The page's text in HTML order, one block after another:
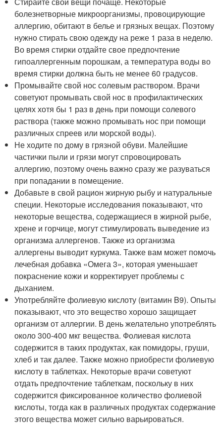
болезнетворные микроорганизмы, провоцирующие
аллергию, обитают в белье и грязных вещах. Поэтому
нужно стирать свою одежду на реже 1 раза в неделю.
Во время стирки отдайте свое предпочтение
гипоаллергенным порошкам, а температура воды во
время стирки должна быть не менее 60 градусов.
Промывайте свой нос солевым раствором. Врачи
советуют промывать свой нос в профилактических
целях хотя бы 1 раз в день при помощи солевого
раствора (также можно промывать нос при помощи
различных спреев или морской воды).
Не ходите по дому в грязной обуви. Малейшие
частички пыли и грязи могут спровоцировать
аллергию, поэтому очень важно сразу же разуваться
при попадании в помещение.
Добавьте в свой рацион жирную рыбу и натуральные
специи. Некоторые исследования показывают, что
некоторые вещества, содержащиеся в жирной рыбе,
хрене и горчице, могут стимулировать выведение из
организма аллергенов. Также из организма
аллергены выводит куркума. Также вам может помочь
лечебная добавка «Омега 3», которая уменьшает
покраснение кожи и корректирует проблемы с
дыханием.
Употребляйте фолиевую кислоту (витамин B9). Опыты
показывают, что это вещество хорошо защищает
организм от аллергии. В день желательно употреблять
около 300-400 мкг вещества. Фолиевая кислота
содержится в таких продуктах, как помидоры, груши,
хлеб и так далее. Также можно приобрести фолиевую
кислоту в таблетках. Некоторые врачи советуют
отдать предпочтение таблеткам, поскольку в них
содержится фиксированное количество фолиевой
кислоты, тогда как в различных продуктах содержание
этого вещества может сильно варьироваться.